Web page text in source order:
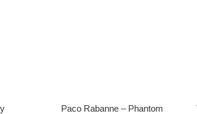
Paco Rabanne – Phantom